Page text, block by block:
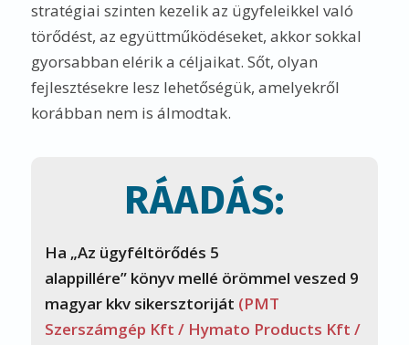
Hafner Pneumatika Kft / Electraplan-
Termelő Kft / BHE Bonn Hungary Kft /
Gallicoop Zrt / Legrand Zrt / Agriapipe Kft
/ 3B Hungária Kft),akik vezetői egy-egy
mélyinterjú formájában részletesen
innovatív megoldásaikban, akkor
lehetőséged van megkapni A FEJLESZTÉSEK
MESTEREI és az INNOVÁTOROK AZ IPARBAN
című köteteket is.
Rendkívül tanulságos az
interjúalanyok gondolkodásmódja, a